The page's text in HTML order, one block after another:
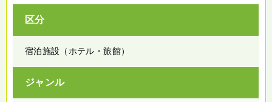
区分
宿泊施設（ホテル・旅館）
ジャンル